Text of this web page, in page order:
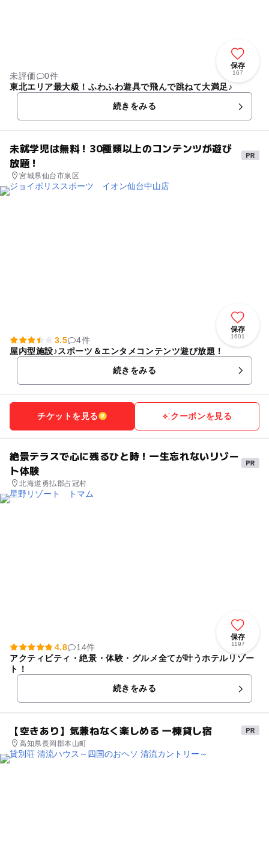
保存
167
未評価
0件
東北エリア最大級！ふわふわ遊具で飛んで跳ねて大満足♪
続きをみる
未就学児は無料！30種類以上のコンテンツが遊び
放題！
宮城県仙台市泉区
保存
1601
3.5
4件
屋内型施設♪スポーツ＆エンタメコンテンツ遊び放題！
続きをみる
チケットを見る クーポンを見る
絶景テラスで心に残るひと時！一生忘れないリゾー
ト体験
北海道勇払郡占冠村
保存
1197
4.8
14件
アクティビティ・絶景・体験・グルメ全てが叶うホテルリゾー
ト！
続きをみる
【空きあり】気兼ねなく楽しめる 一棟貸し宿
高知県長岡郡本山町